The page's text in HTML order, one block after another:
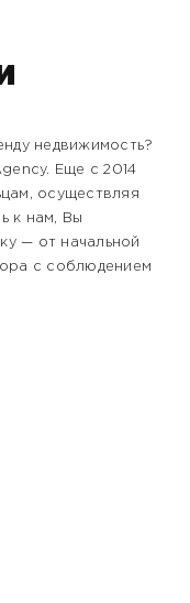
недвижимость?
Еще с 2014
осуществляя
к нам, Вы
— от начальной
с соблюдением